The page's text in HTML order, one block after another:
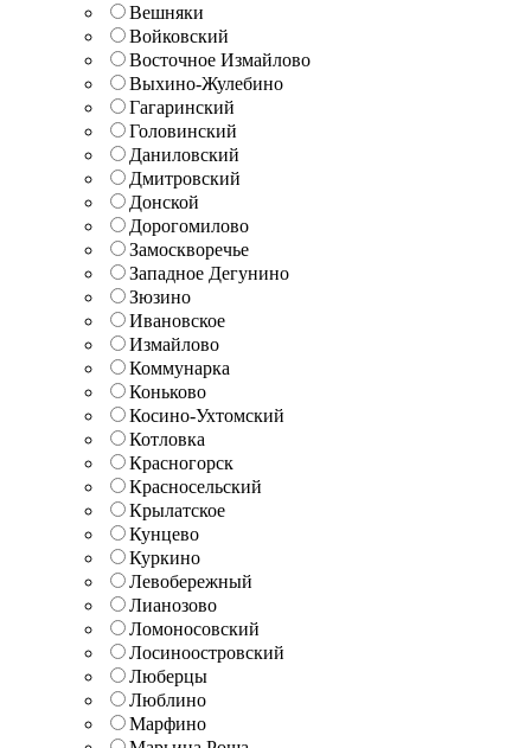
Вешняки
Войковский
Восточное Измайлово
Выхино-Жулебино
Гагаринский
Головинский
Даниловский
Дмитровский
Донской
Дорогомилово
Замоскворечье
Западное Дегунино
Зюзино
Ивановское
Измайлово
Коммунарка
Коньково
Косино-Ухтомский
Котловка
Красногорск
Красносельский
Крылатское
Кунцево
Куркино
Левобережный
Лианозово
Ломоносовский
Лосиноостровский
Люберцы
Люблино
Марфино